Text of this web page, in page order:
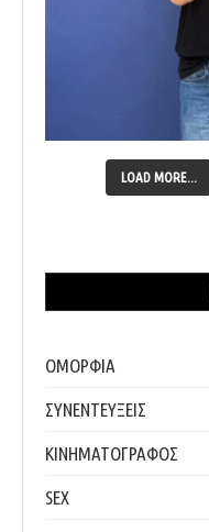
LOAD MORE...
ΟΜΟΡΦΙΑ
ΣΥΝΕΝΤΕΥΞΕΙΣ
ΚΙΝΗΜΑΤΟΓΡΑΦΟΣ
SEX